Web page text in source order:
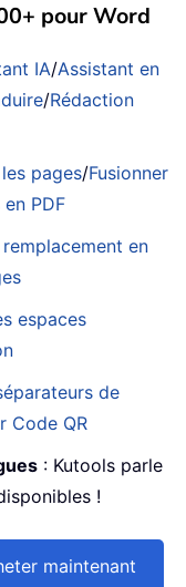
pour Word
IA/Assistant en
/Rédaction
pages/Fusionner
PDF
en
espaces
de
Code QR
: Kutools parle
!
maintenant